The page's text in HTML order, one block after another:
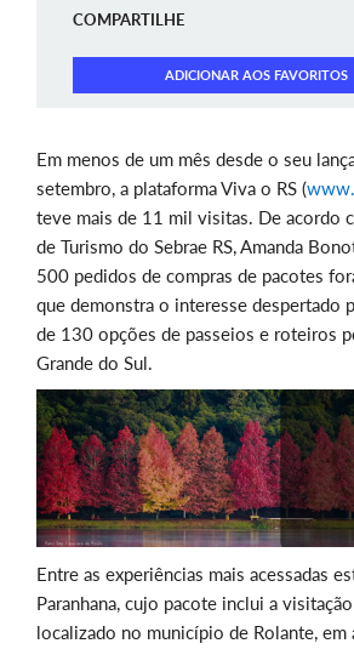
COMPARTILHE
ADICIONAR AOS FAVORITOS
Em menos de um mês desde o seu
setembro, a plataforma Viva o RS (
teve mais de 11 mil visitas. De acordo
de Turismo do Sebrae RS, Amanda
500 pedidos de compras de pacotes
que demonstra o interesse despertado
de 130 opções de passeios e roteiros
Grande do Sul.
Entre as experiências mais acessadas
Paranhana, cujo pacote inclui a
localizado no município de Rolante, em